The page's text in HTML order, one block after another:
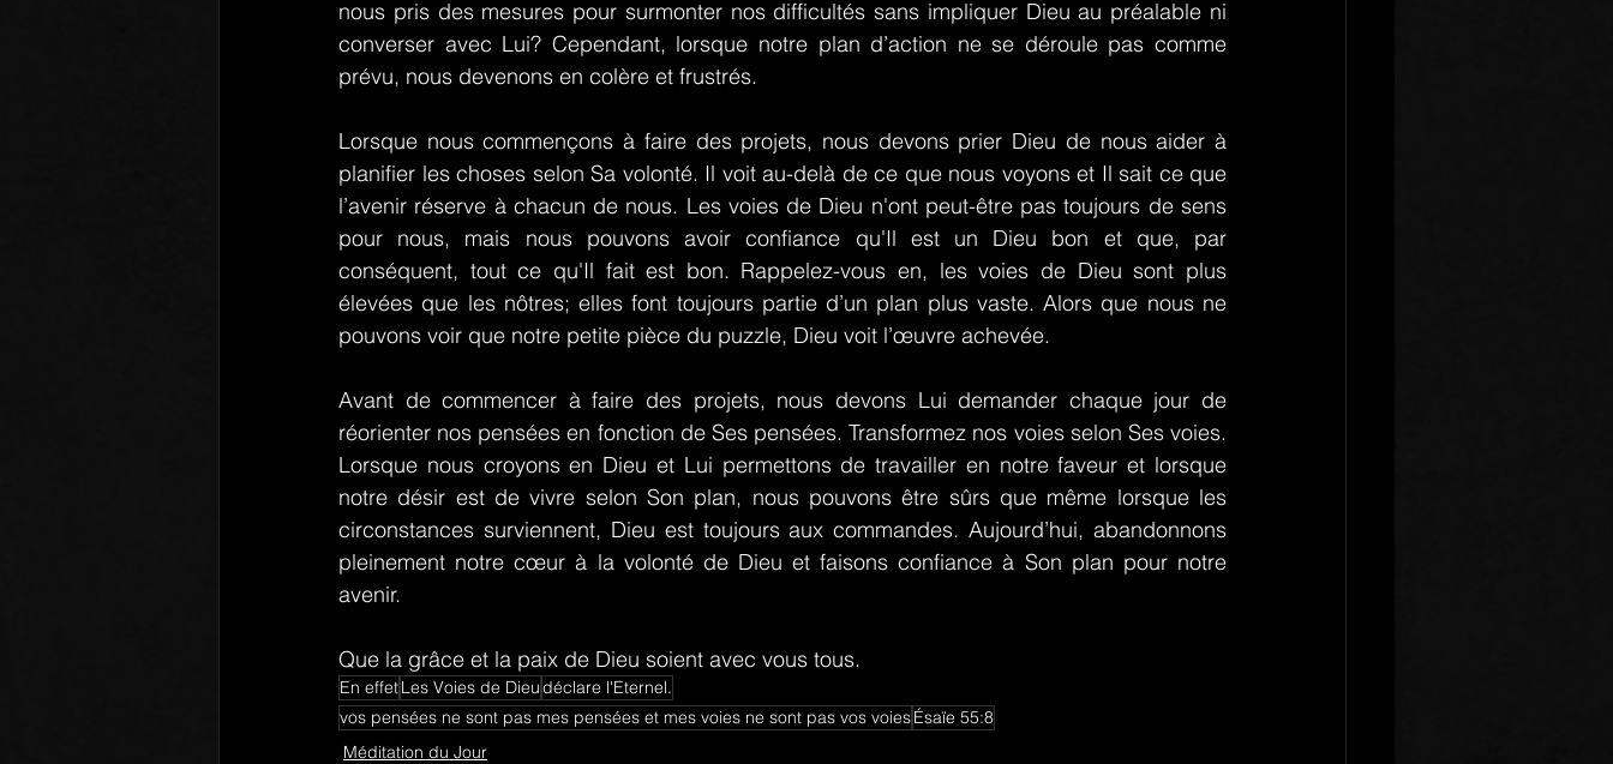
nous pris des mesures pour surmonter nos difficultés sans impliquer Dieu au préalable ni
converser avec Lui? Cependant, lorsque notre plan d’action ne se déroule pas comme
prévu, nous devenons en colère et frustrés.
Lorsque nous commençons à faire des projets, nous devons prier Dieu de nous aider à
planifier les choses selon Sa volonté. Il voit au-delà de ce que nous voyons et Il sait ce que
l’avenir réserve à chacun de nous. Les voies de Dieu n'ont peut-être pas toujours de sens
pour nous, mais nous pouvons avoir confiance qu'Il est un Dieu bon et que, par
conséquent, tout ce qu'Il fait est bon. Rappelez-vous en, les voies de Dieu sont plus
élevées que les nôtres; elles font toujours partie d’un plan plus vaste. Alors que nous ne
pouvons voir que notre petite pièce du puzzle, Dieu voit l’œuvre achevée.
Avant de commencer à faire des projets, nous devons Lui demander chaque jour de
réorienter nos pensées en fonction de Ses pensées. Transformez nos voies selon Ses voies.
Lorsque nous croyons en Dieu et Lui permettons de travailler en notre faveur et lorsque
notre désir est de vivre selon Son plan, nous pouvons être sûrs que même lorsque les
circonstances surviennent, Dieu est toujours aux commandes. Aujourd’hui, abandonnons
pleinement notre cœur à la volonté de Dieu et faisons confiance à Son plan pour notre
avenir.
Que la grâce et la paix de Dieu soient avec vous tous.
En effetLes Voies de Dieudéclare l'Eternel.
vos pensées ne sont pas mes pensées et mes voies ne sont pas vos voiesÉsaïe 55:8
Méditation du Jour